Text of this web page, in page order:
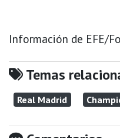
Información de EFE/
Temas
Real Madrid